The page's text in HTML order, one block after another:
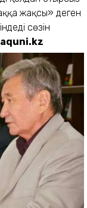
жақсы» деген
сөзін